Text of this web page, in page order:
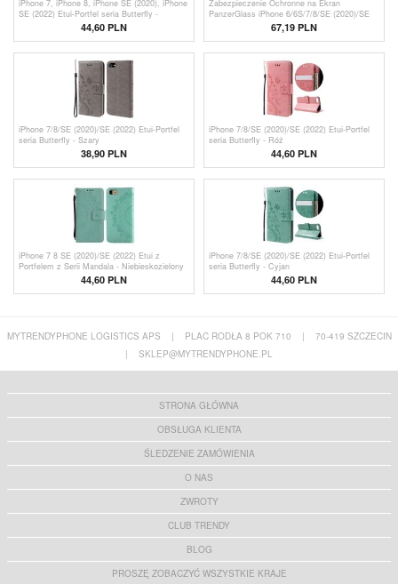
iPhone 7, iPhone 8, iPhone SE (2020), iPhone
SE (2022) Etui-Portfel seria Butterfly -
44,60 PLN
Zabezpieczenie Ochronne na Ekran
PanzerGlass iPhone 6/6S/7/8/SE (2020)/SE
67,19 PLN
iPhone 7/8/SE (2020)/SE (2022) Etui-Portfel
seria Butterfly - Szary
38,90 PLN
iPhone 7/8/SE (2020)/SE (2022) Etui-Portfel
seria Butterfly - Róż
44,60 PLN
iPhone 7 8 SE (2020)/SE (2022) Etui z
Portfelem z Serii Mandala - Niebieskozielony
44,60 PLN
iPhone 7/8/SE (2020)/SE (2022) Etui-Portfel
seria Butterfly - Cyjan
44,60 PLN
MYTRENDYPHONE LOGISTICS APS | PLAC RODŁA 8 POK 710 |
70-419 SZCZECIN
|
SKLEP@MYTRENDYPHONE.PL
STRONA GŁÓWNA
OBSŁUGA KLIENTA
ŚLEDZENIE ZAMÓWIENIA
O NAS
ZWROTY
CLUB TRENDY
BLOG
PROSZĘ ZOBACZYĆ WSZYSTKIE KRAJE